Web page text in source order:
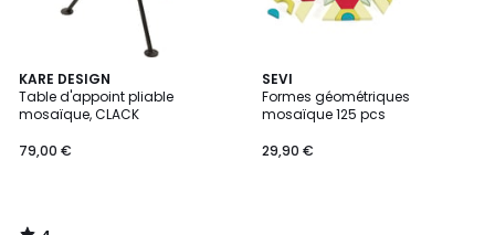
KARE DESIGN
Table d'appoint pliable
mosaïque, CLACK
79,00 €
4
/
5
SEVI
Formes géométriques
mosaïque 125 pcs
29,90 €